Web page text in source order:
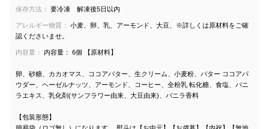
保存方法： 要冷凍 解凍後5日以内
アレルギー物質：
小麦、卵、乳、アーモンド、大豆、※詳しくは原材料をご確
認くださいませ。
内容量： 内容量： 6個 【原材料】
卵、砂糖、カカオマス、ココアバター、生クリーム、小麦粉、バター ココアパ
ウダー、ヘーゼルナッツ、アーモンド、コーヒー、全粉乳 転化糖、食塩、バニ
ラエキス、乳化剤(サンフラワー由来、大豆由来)、バニラ香料
【包装形態】